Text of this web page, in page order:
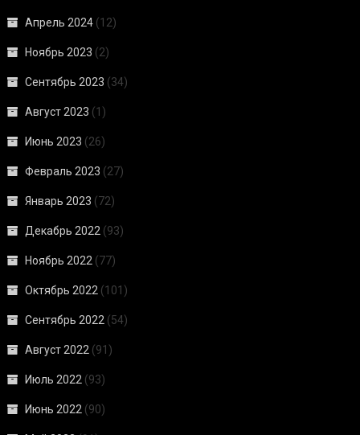
Апрель 2024 (12)
Ноябрь 2023 (2)
Сентябрь 2023 (34)
Август 2023 (1)
Июнь 2023 (26)
Февраль 2023 (27)
Январь 2023 (72)
Декабрь 2022 (93)
Ноябрь 2022 (77)
Октябрь 2022 (101)
Сентябрь 2022 (54)
Август 2022 (91)
Июль 2022 (93)
Июнь 2022 (90)